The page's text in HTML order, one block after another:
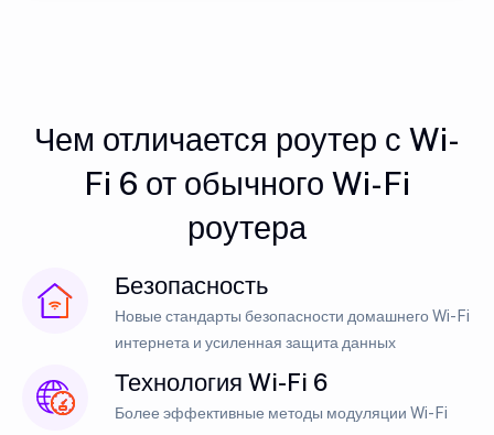
Чем отличается роутер с Wi-
Fi 6 от обычного Wi-Fi
роутера
Безопасность
Новые стандарты безопасности домашнего Wi-Fi
интернета и усиленная защита данных
Технология Wi-Fi 6
Более эффективные методы модуляции Wi-Fi